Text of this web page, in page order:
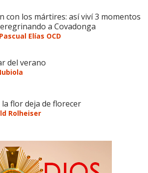
con los mártires: así viví 3 momentos
a Covadonga
Elías OCD
del verano
la flor deja de florecer
Rolheiser